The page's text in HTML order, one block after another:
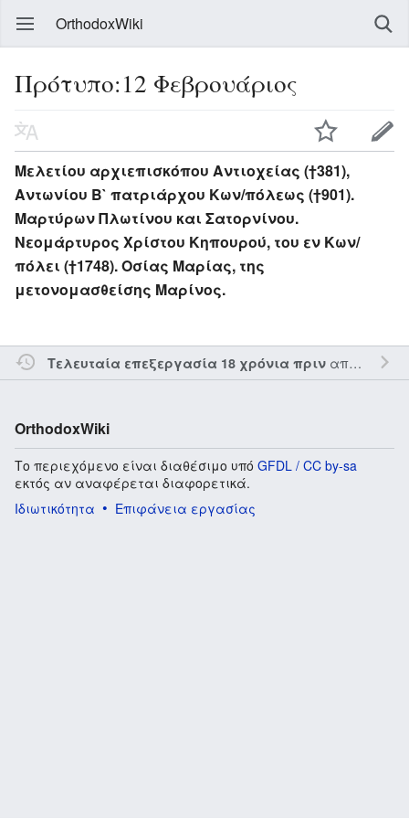
OrthodoxWiki
Πρότυπο:12 Φεβρουάριος
Μελετίου αρχιεπισκόπου Αντιοχείας (†381),
Αντωνίου Β` πατριάρχου Κων/πόλεως (†901).
Μαρτύρων Πλωτίνου και Σατορνίνου.
Νεομάρτυρος Χρίστου Κηπουρού, του εν Κων/
πόλει (†1748). Οσίας Μαρίας, της
μετονομασθείσης Μαρίνος.
Τελευταία επεξεργασία 18 χρόνια πριναπό τον την
OrthodoxWiki
Το περιεχόμενο είναι διαθέσιμο υπό GFDL / CC by-sa
εκτός αν αναφέρεται διαφορετικά.
Ιδιωτικότητα
Επιφάνεια εργασίας